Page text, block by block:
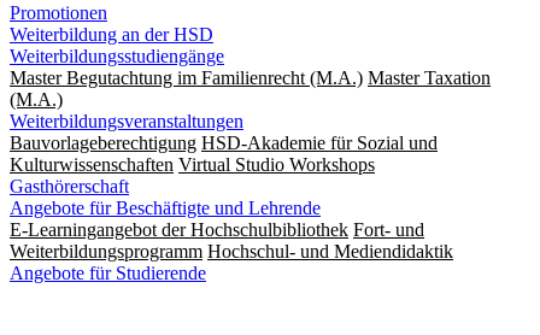
Promotionen
Weiterbildung an der HSD
Weiterbildungsstudiengänge
Master Begutachtung im Familienrecht (M.A.) Master Taxation
(M.A.)
Weiterbildungsveranstaltungen
Bauvorlageberechtigung HSD-Akademie für Sozial und
Kulturwissenschaften Virtual Studio Workshops
Gasthörerschaft
Angebote für Beschäftigte und Lehrende
E-Learningangebot der Hochschulbibliothek Fort- und
Weiterbildungsprogramm Hochschul- und Mediendidaktik
Angebote für Studierende